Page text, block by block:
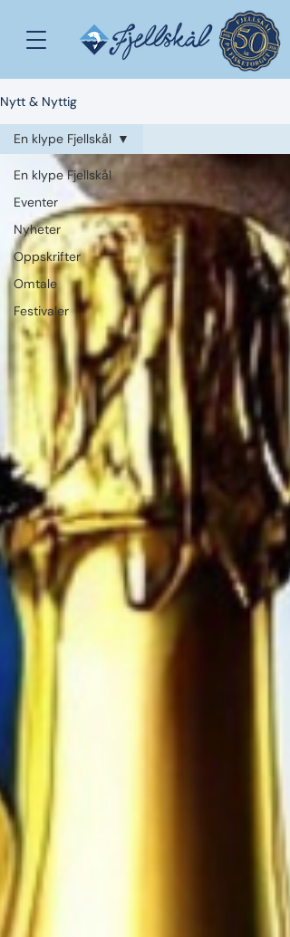
Nytt & Nyttig
En klype Fjellskål
Eventer
Nyheter
Oppskrifter
Omtale
Festivaler
En klype Fjellskål